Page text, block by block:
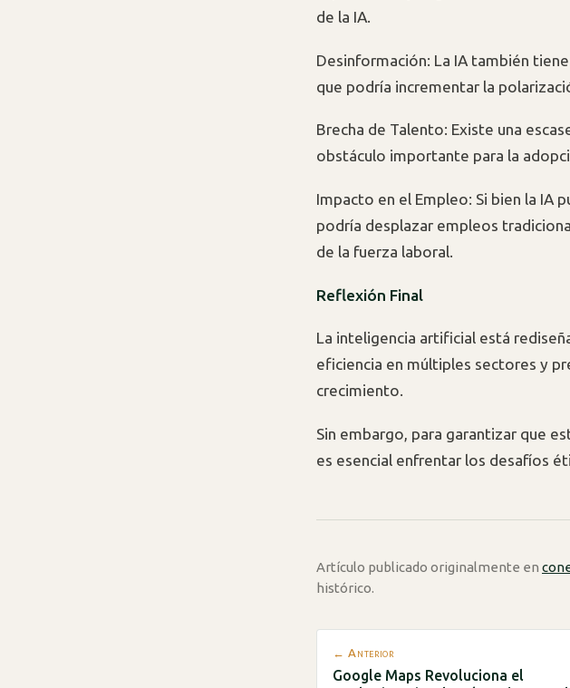
de la IA.
Desinformación: La IA también
que podría incrementar la
Brecha de Talento: Existe una
obstáculo importante para la
Impacto en el Empleo: Si bien la IA
podría desplazar empleos
de la fuerza laboral.
Reflexión Final
La inteligencia artificial está
eficiencia en múltiples sectores y
crecimiento.
Sin embargo, para garantizar que
es esencial enfrentar los desafíos
Artículo publicado originalmente en
histórico.
← Anterior
Google Maps Revoluciona el